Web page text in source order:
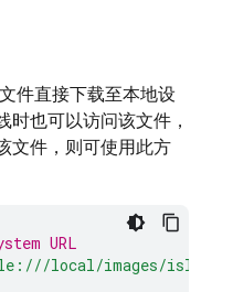
件直接下载至本地设
时也可以访问该文件，
文件，则可使用此方
URL
local/images/